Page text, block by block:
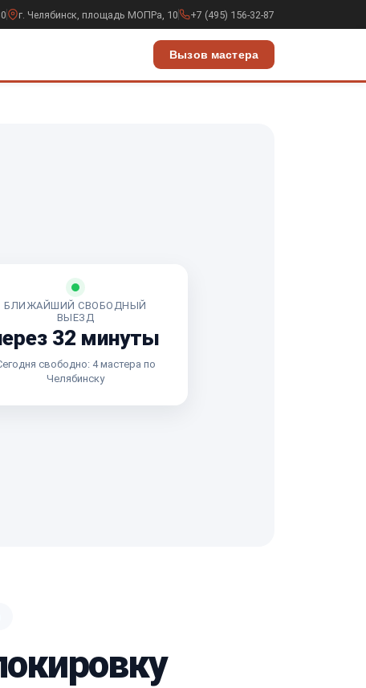
г. Челябинск, площадь МОПРа, 10 +7 (495) 156-32-87
Вызов мастера
БЛИЖАЙШИЙ СВОБОДНЫЙ
ВЫЕЗД
32 минуты
свободно: 4 мастера по
Челябинску